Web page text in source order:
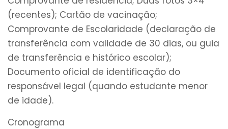
(recentes); Cartão de vacinação;
Comprovante de Escolaridade (declaração de
transferência com validade de 30 dias, ou guia
de transferência e histórico escolar);
Documento oficial de identificação do
responsável legal (quando estudante menor
de idade).
Cronograma